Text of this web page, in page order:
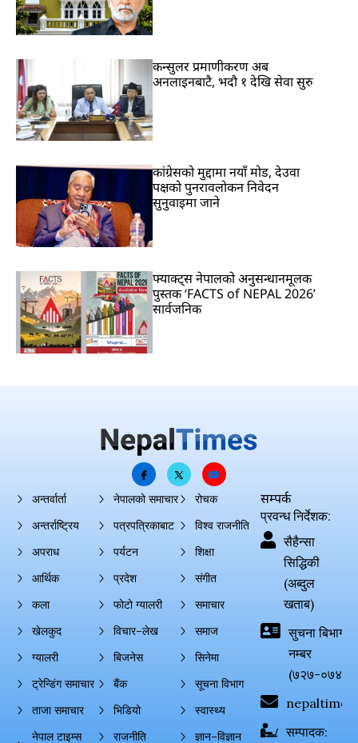
कन्सुलर प्रमाणीकरण अब
अनलाइनबाटै, भदौ १ देखि सेवा सुरु
कांग्रेसको मुद्दामा नयाँ मोड, देउवा
पक्षको पुनरावलोकन निवेदन
सुनुवाइमा जाने
फ्याक्ट्स नेपालको अनुसन्धानमूलक
पुस्तक ‘FACTS of NEPAL 2026’
सार्वजनिक
अन्तर्वार्ता
अन्तर्राष्ट्रिय
अपराध
आर्थिक
कला
खेलकुद
ग्यालरी
ट्रेन्डिंग समाचार
ताजा समाचार
नेपाल टाइम्स
नेपालको समाचार
पत्रपत्रिकाबाट
पर्यटन
प्रदेश
फोटो ग्यालरी
विचार–लेख
बिजनेस
बैंक
भिडियो
राजनीति
रोचक
विश्व राजनीति
शिक्षा
संगीत
समाचार
समाज
सिनेमा
सूचना विभाग
स्वास्थ्य
ज्ञान–विज्ञान
सम्पर्क
प्रवन्ध निर्देशक:
सैहैन्सा
सिद्धिकी
(अब्दुल
खताब)
सुचना बिभाग
नम्बर
(७२७-०७४-
सम्पादक: